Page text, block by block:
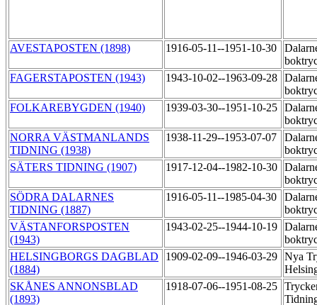
AVESTAPOSTEN (1898) 1916-05-11--1951-10-30
FAGERSTAPOSTEN (1943)
1943-10-02--1963-09-28
FOLKAREBYGDEN (1940)
1939-03-30--1951-10-25
NORRA VÄSTMANLANDS
TIDNING (1938)
1938-11-29--1953-07-07
SÄTERS TIDNING (1907)
1917-12-04--1982-10-30
SÖDRA DALARNES
TIDNING (1887)
1916-05-11--1985-04-30
VÄSTANFORSPOSTEN
(1943)
1943-02-25--1944-10-19
HELSINGBORGS DAGBLAD
(1884)
1909-02-09--1946-03-29 Nya
SKÅNES ANNONSBLAD
(1893)
1918-07-06--1951-08-25